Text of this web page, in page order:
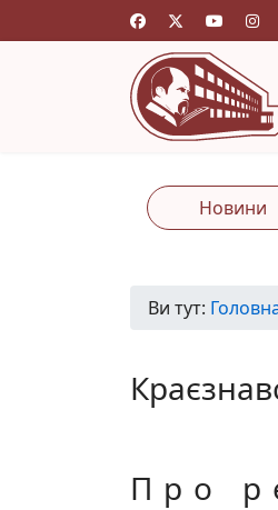
Новини
Ви тут:
Про